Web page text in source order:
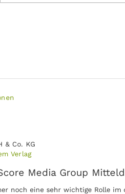
& Co. KG
Verlag
Media Group
noch eine sehr wichtige Rolle